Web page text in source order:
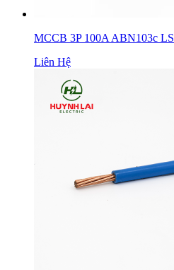
MCCB 3P 100A ABN103c LS
Liên Hệ